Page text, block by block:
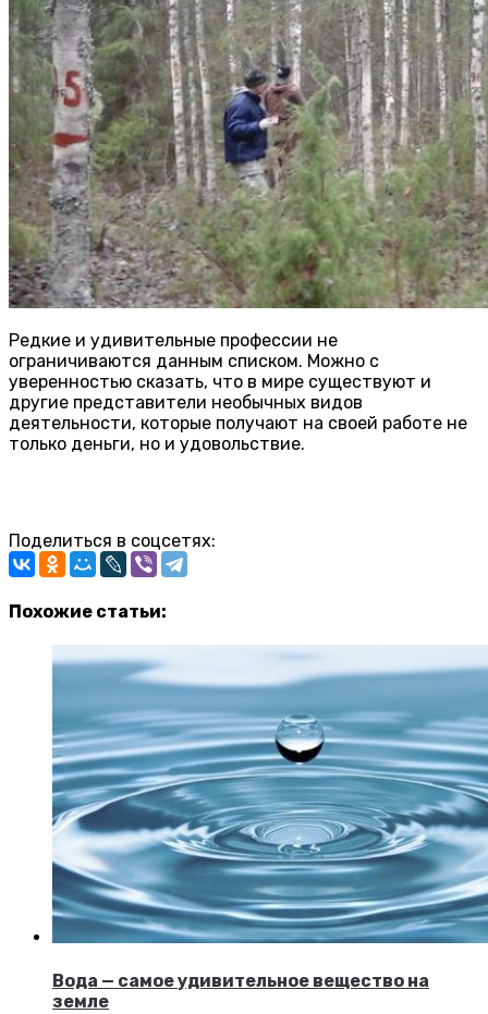
Редкие и удивительные профессии не
ограничиваются данным списком. Можно с
уверенностью сказать, что в мире существуют и
другие представители необычных видов
деятельности, которые получают на своей работе не
только деньги, но и удовольствие.
Поделиться в соцсетях:
Похожие статьи:
Вода — самое удивительное вещество на
земле